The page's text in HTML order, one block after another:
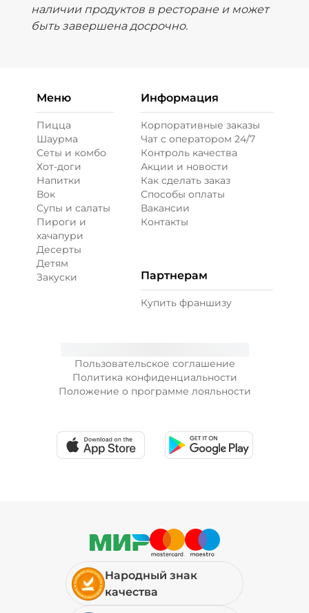
наличии продуктов в ресторане и может
быть завершена досрочно.
Пользовательское соглашение
Политика конфиденциальности
Положение о программе лояльности
Меню
Пицца
Шаурма
Сеты и комбо
Хот-доги
Напитки
Вок
Супы и салаты
Пироги и
хачапури
Десерты
Детям
Закуски
Информация
Корпоративные заказы
Чат с оператором 24/7
Контроль качества
Акции и новости
Как сделать заказ
Способы оплаты
Вакансии
Контакты
Партнерам
Купить франшизу
Народный знак
качества